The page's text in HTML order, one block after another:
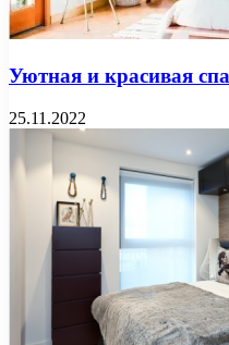
Уютная и красивая
25.11.2022